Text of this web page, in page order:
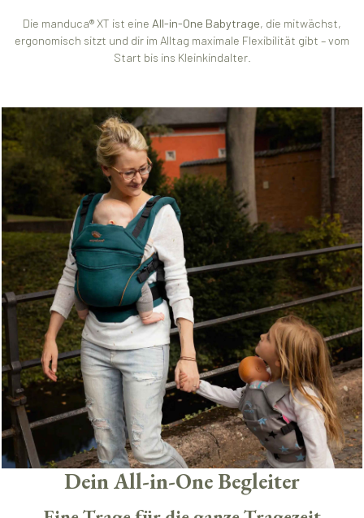
Die manduca® XT ist eine All-in-One Babytrage, die mitwächst,
ergonomisch sitzt und dir im Alltag maximale Flexibilität gibt – vom
Start bis ins Kleinkindalter.
Dein All-in-One Begleiter